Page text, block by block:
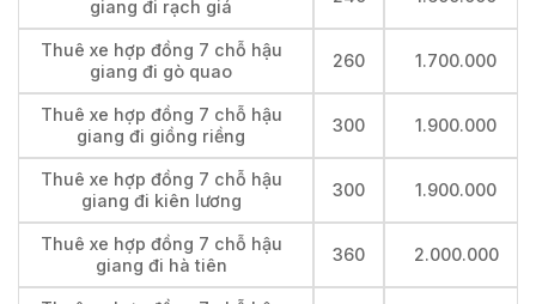
giang đi rạch giá
Thuê xe hợp đồng 7 chỗ hậu
giang đi gò quao
260 1.700.000
Thuê xe hợp đồng 7 chỗ hậu
giang đi giồng riềng
300 1.900.000
Thuê xe hợp đồng 7 chỗ hậu
giang đi kiên lương
300 1.900.000
Thuê xe hợp đồng 7 chỗ hậu
giang đi hà tiên
360 2.000.000